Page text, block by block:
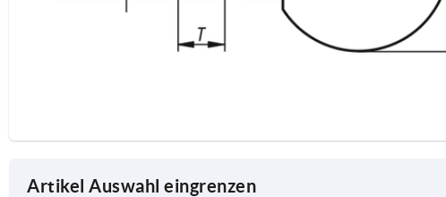
Artikel Auswahl eingrenzen